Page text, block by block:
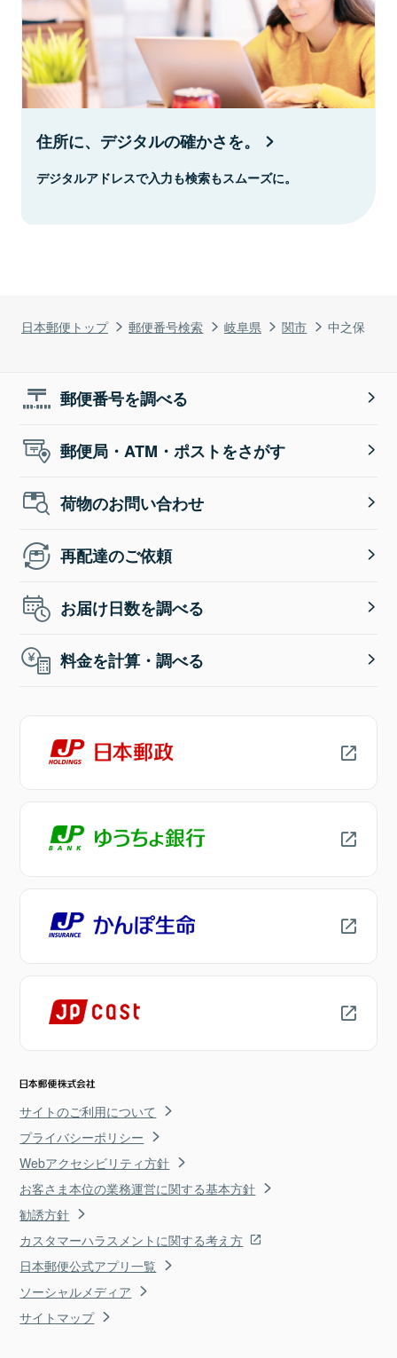
日本郵便トップ 郵便番号検索 岐阜県 関市 中之保
住所に、デジタルの確かさを。
デジタルアドレスで入力も検索もスムーズに。
郵便番号を調べる
郵便局・ATM・ポストをさがす
荷物のお問い合わせ
再配達のご依頼
お届け日数を調べる
料金を計算・調べる
サイトのご利用について
プライバシーポリシー
Webアクセシビリティ方針
お客さま本位の業務運営に関する基本方針
勧誘方針
カスタマーハラスメントに関する考え方
日本郵便公式アプリ一覧
ソーシャルメディア
サイトマップ